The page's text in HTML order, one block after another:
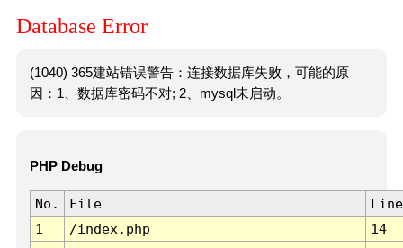
Database Error
(1040) 365建站错误警告：连接数据库失败，可能的原
因：1、数据库密码不对; 2、mysql未启动。
PHP Debug
No. File
Line
1
/index.php 14